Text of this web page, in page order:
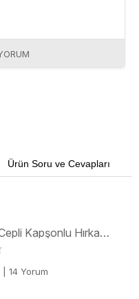
Ürün Soru ve Cevapları
Kadın Kanguru Cepli Kapşonlu Hırka Alt- Üst Takım MBHS015 60601015 - Bej
14 Yorum